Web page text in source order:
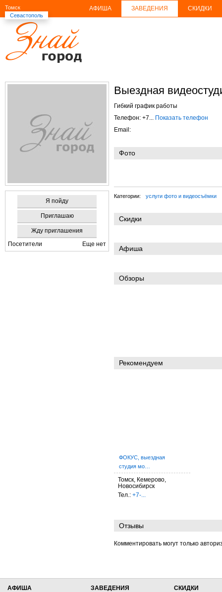
Томск
Севастополь
АФИША ЗАВЕДЕНИЯ СКИДКИ
Я пойду
Приглашаю
Жду приглашения
Посетители
Еще нет
Выездная
Гибкий график работы
Телефон: +7... Показать телефон
Email:
Фото
Категории: услуги фото и видеосъёмки
Скидки
Афиша
Обзоры
Рекомендуем
ФОКУС, выездная
студия мо…
Томск, Кемерово,
Новосибирск
Тел.: +7-...
Отзывы
Комментировать могут только
АФИША ЗАВЕДЕНИЯ СКИДКИ